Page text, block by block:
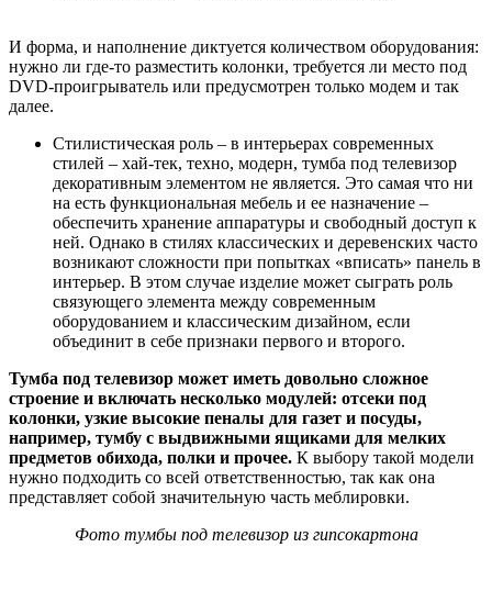
И форма, и наполнение диктуется количеством оборудования:
нужно ли где-то разместить колонки, требуется ли место под
DVD-проигрыватель или предусмотрен только модем и так
далее.
Стилистическая роль – в интерьерах современных
стилей – хай-тек, техно, модерн, тумба под телевизор
декоративным элементом не является. Это самая что ни
на есть функциональная мебель и ее назначение –
обеспечить хранение аппаратуры и свободный доступ к
ней. Однако в стилях классических и деревенских часто
возникают сложности при попытках «вписать» панель в
интерьер. В этом случае изделие может сыграть роль
связующего элемента между современным
оборудованием и классическим дизайном, если
объединит в себе признаки первого и второго.
Тумба под телевизор может иметь довольно сложное
строение и включать несколько модулей: отсеки под
колонки, узкие высокие пеналы для газет и посуды,
например, тумбу с выдвижными ящиками для мелких
предметов обихода, полки и прочее. К выбору такой модели
нужно подходить со всей ответственностью, так как она
представляет собой значительную часть меблировки.
Фото тумбы под телевизор из гипсокартона